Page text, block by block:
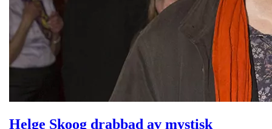
Helge Skoog drabbad av mystisk